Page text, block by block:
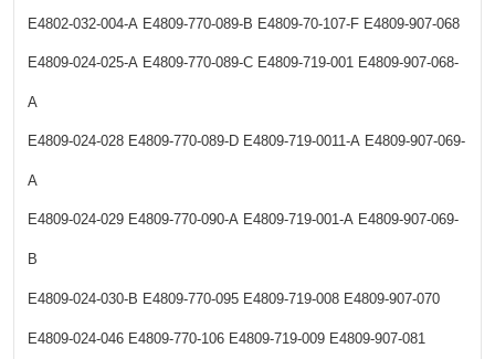
E4802-032-004-A E4809-770-089-B E4809-70-107-F E4809-907-068
E4809-024-025-A E4809-770-089-C E4809-719-001 E4809-907-068-
A
E4809-024-028 E4809-770-089-D E4809-719-0011-A E4809-907-069-
A
E4809-024-029 E4809-770-090-A E4809-719-001-A E4809-907-069-
B
E4809-024-030-B E4809-770-095 E4809-719-008 E4809-907-070
E4809-024-046 E4809-770-106 E4809-719-009 E4809-907-081